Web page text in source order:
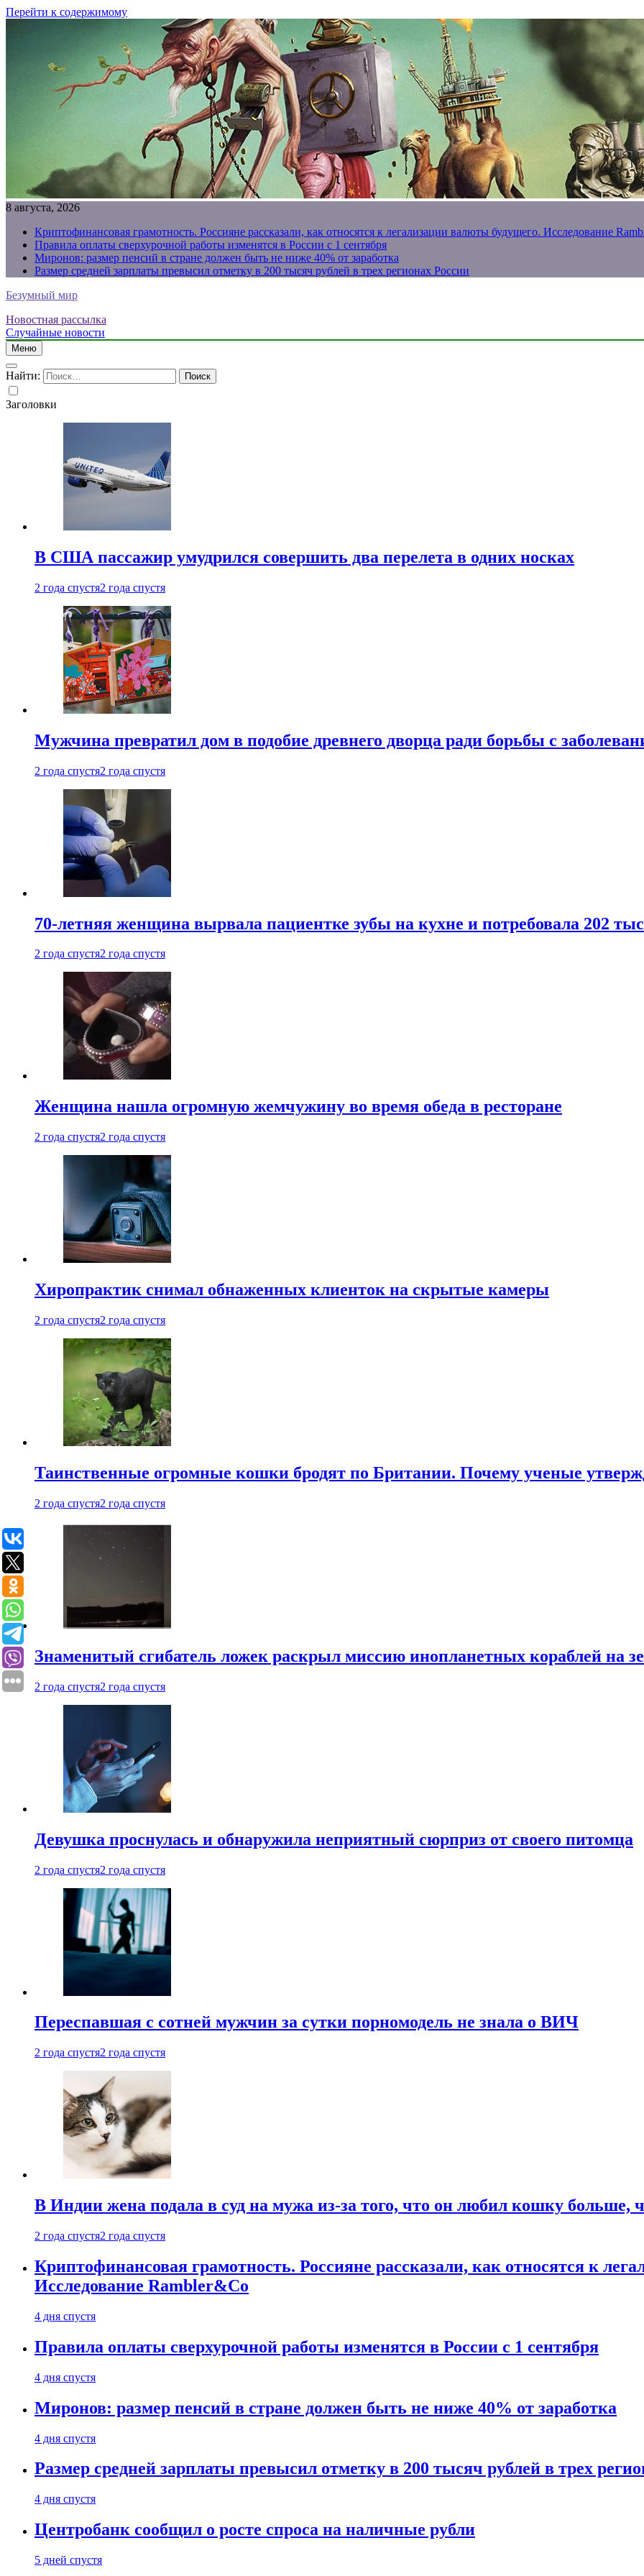
Перейти к содержимому
8 августа, 2026
Криптофинансовая грамотность. Россияне рассказали, как относятся к легализации валюты будущего. Исследование
Правила оплаты сверхурочной работы изменятся в России с 1 сентября
Миронов: размер пенсий в стране должен быть не ниже 40% от заработка
Размер средней зарплаты превысил отметку в 200 тысяч рублей в трех регионах России
Безумный мир
Новостная рассылка
Случайные новости
Меню
Найти:
Заголовки
В США пассажир умудрился совершить два перелета в одних носках
2 года спустя2 года спустя
Мужчина превратил дом в подобие древнего дворца ради борьбы с
2 года спустя2 года спустя
70-летняя женщина вырвала пациентке зубы на кухне и потребовала 202
2 года спустя2 года спустя
Женщина нашла огромную жемчужину во время обеда в ресторане
2 года спустя2 года спустя
Хиропрактик снимал обнаженных клиенток на скрытые камеры
2 года спустя2 года спустя
Таинственные огромные кошки бродят по Британии. Почему ученые
2 года спустя2 года спустя
Знаменитый сгибатель ложек раскрыл миссию инопланетных кораблей на
2 года спустя2 года спустя
Девушка проснулась и обнаружила неприятный сюрприз от своего питомца
2 года спустя2 года спустя
Переспавшая с сотней мужчин за сутки порномодель не знала о ВИЧ
2 года спустя2 года спустя
В Индии жена подала в суд на мужа из-за того, что он любил кошку больше,
2 года спустя2 года спустя
Криптофинансовая грамотность. Россияне рассказали, как относятся к
Исследование Rambler&Co
4 дня спустя
Правила оплаты сверхурочной работы изменятся в России с 1 сентября
4 дня спустя
Миронов: размер пенсий в стране должен быть не ниже 40% от заработка
4 дня спустя
Размер средней зарплаты превысил отметку в 200 тысяч рублей в трех
4 дня спустя
Центробанк сообщил о росте спроса на наличные рубли
5 дней спустя